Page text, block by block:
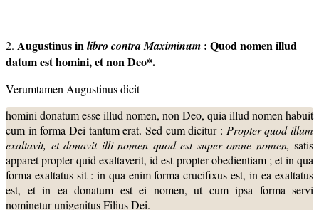
2. Augustinus inlibro contra Maximinum : Quod nomen illud
datum est homini, et non Deo*.
Verumtamen Augustinus dicit
homini donatum esse illud nomen, non Deo, quia illud nomen habuit
cum in forma Dei tantum erat. Sed cum dicitur : Propter quod illum
exaltavit, et donavit illi nomen quod est super omne nomen, satis
apparet propter quid exaltaverit, id est propter obedientiam ; et in qua
forma exaltatus sit : in qua enim forma crucifixus est, in ea exaltatus
est, et in ea donatum est ei nomen, ut cum ipsa forma servi
nominetur unigenitus Filius Dei.